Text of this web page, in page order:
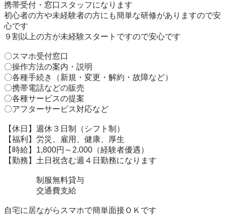
携帯受付・窓口スタッフになります
初心者の方や未経験者の方にも簡単な研修がありますので安
心です
９割以上の方が未経験スタートですので安心です
〇スマホ受付窓口
〇操作方法の案内・説明
〇各種手続き（新規・変更・解約・故障など）
〇携帯電話などの販売
〇各種サービスの提案
〇アフターサービス対応など
【休日】週休３日制（シフト制）
【福利】労災、雇用、健康、厚生
【時給】1,800円～2.000（経験者優遇）
【勤務】土日祝含む週４日勤務になります
制服無料貸与
交通費支給
自宅に居ながらスマホで簡単面接ＯＫです